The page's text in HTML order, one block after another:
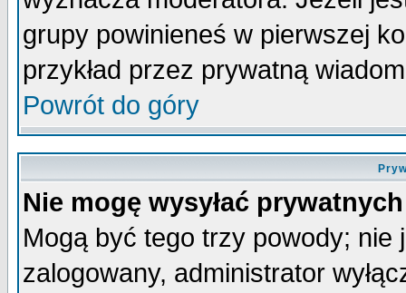
grupy powinieneś w pierwszej
przykład przez prywatną
Powrót do góry
Nie mogę wysyłać
Mogą być tego trzy powody;
zalogowany, administrator